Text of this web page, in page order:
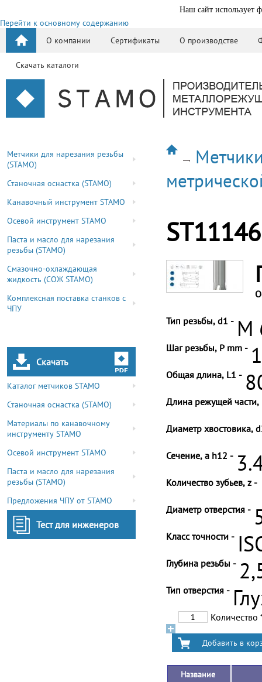
Наш сайт использует
Перейти к основному содержанию
О компании
Сертификаты О производстве
Скачать каталоги
Метчики для нарезания резьбы
(STAMO)
Станочная оснастка (STAMO)
Канавочный инструмент STAMO
Осевой инструмент STAMO
Паста и масло для нарезания
резьбы (STAMO)
Смазочно-охлаждающая
жидкость (СОЖ STAMO)
Комплексная поставка станков с
ЧПУ
Скачать
Каталог метчиков STAMO
Станочная оснастка (STAMO)
Материалы по канавочному
инструменту STAMO
Осевой инструмент STAMO
Паста и масло для нарезания
резьбы (STAMO)
Предложения ЧПУ от STAMO
Тест для инженеров
Тип резьбы, d1 - M
Шаг резьбы, P mm -
Общая длина, L1 -
Длина режущей части,
Диаметр хвостовика,
Сечение, a h12 -
Количество зубьев, z -
Диаметр отверстия -
Класс точности -
Глубина резьбы -
Тип отверстия -
Количество
Название